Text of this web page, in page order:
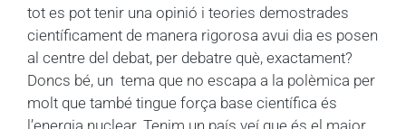
tot es pot tenir una opinió i teories demostrades
científicament de manera rigorosa avui dia es posen
al centre del debat, per debatre què, exactament?
Doncs bé, un tema que no escapa a la polèmica per
molt que també tingue força base científica és
l’energia nuclear. Tenim un país veí que és el major